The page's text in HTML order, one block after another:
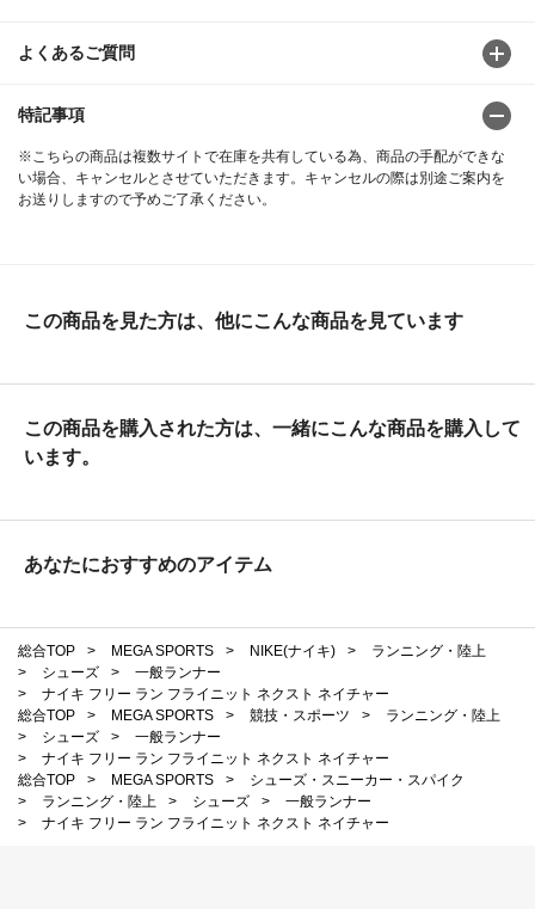
よくあるご質問
特記事項
※こちらの商品は複数サイトで在庫を共有している為、商品の手配ができな
い場合、キャンセルとさせていただきます。キャンセルの際は別途ご案内を
お送りしますので予めご了承ください。
この商品を見た方は、他にこんな商品を見ています
この商品を購入された方は、一緒にこんな商品を購入して
います。
あなたにおすすめのアイテム
総合TOP > MEGA SPORTS > NIKE(ナイキ) >
ランニング・陸上
>
シューズ >
一般ランナー
>
ナイキ フリー ラン フライニット ネクスト ネイチャー
総合TOP
> MEGA SPORTS > 競技・スポーツ >
ランニング・陸上
>
シューズ >
一般ランナー
>
ナイキ フリー ラン フライニット ネクスト ネイチャー
総合TOP
> MEGA SPORTS >
シューズ・スニーカー・スパイク
>
ランニング・陸上 > シューズ >
一般ランナー
>
ナイキ フリー ラン フライニット ネクスト ネイチャー